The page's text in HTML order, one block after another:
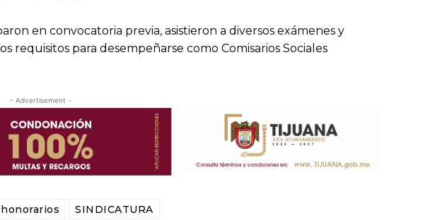
en convocatoria previa, asistieron a diversos exámenes y
requisitos para desempeñarse como Comisarios Sociales
- Advertisement -
SINDICATURA